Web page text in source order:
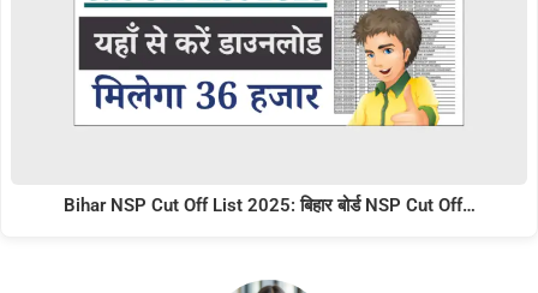
Bihar NSP Cut Off List 2025: बिहार बोर्ड NSP Cut Off…